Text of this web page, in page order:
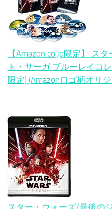
【Amazon.co.jp限定】 ス
ト・サーガ ブルーレイコ
限定) (Amazonロゴ柄オリ